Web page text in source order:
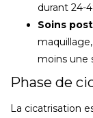
durant 24-
Soins
moins une
Phase de
La cicatrisation